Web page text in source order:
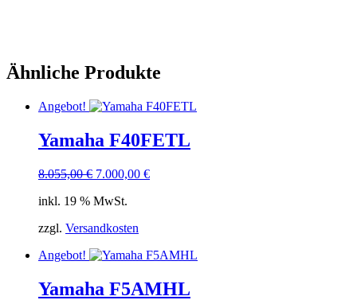
Ähnliche Produkte
Angebot!
Yamaha F40FETL
8.055,00€ Ursprünglicher
war:
7.000,00 €Aktueller
inkl. 19 % MwSt.
zzgl. Versandkosten
Angebot!
Yamaha F5AMHL